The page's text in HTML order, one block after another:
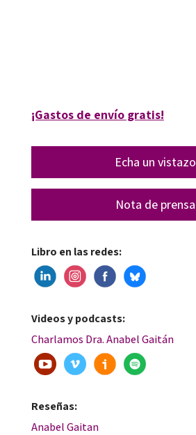
¡Gastos de envío gratis!
Echa un vistazo
Nota de prensa
Libro en las redes:
Videos y podcasts:
Charlamos Dra. Anabel Gaitán
Reseñas:
Anabel Gaitan